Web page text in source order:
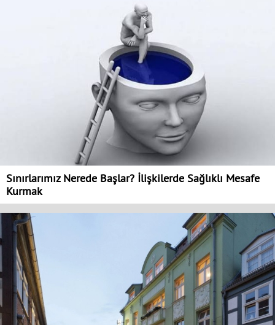
Sınırlarımız Nerede Başlar? İlişkilerde Sağlıklı Mesafe
Kurmak